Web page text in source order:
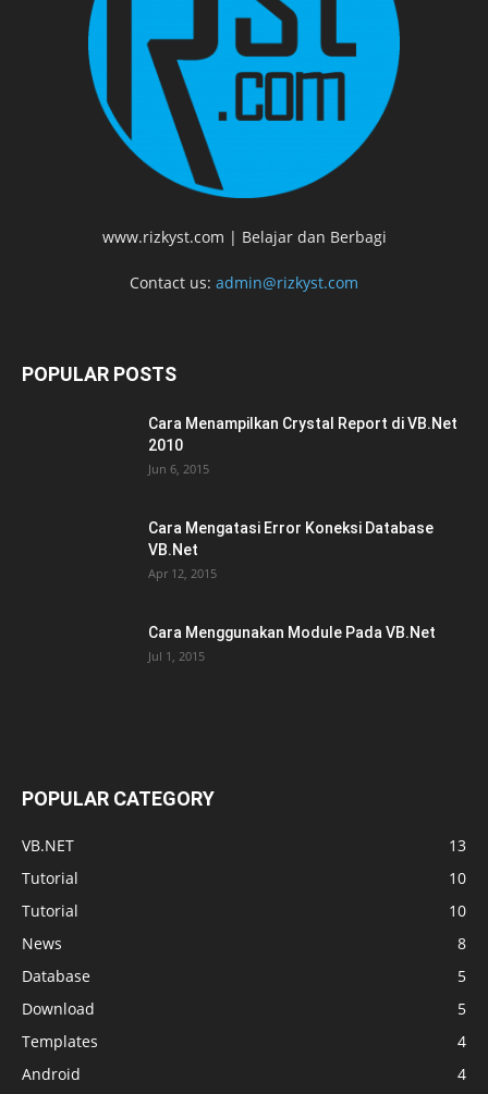
www.rizkyst.com | Belajar dan Berbagi
Contact us: admin@rizkyst.com
POPULAR POSTS
Cara Menampilkan Crystal Report di VB.Net
2010
Jun 6, 2015
Cara Mengatasi Error Koneksi Database
VB.Net
Apr 12, 2015
Cara Menggunakan Module Pada VB.Net
Jul 1, 2015
POPULAR CATEGORY
VB.NET
13
Tutorial
10
Tutorial
10
News
8
Database
5
Download
5
Templates
4
Android
4